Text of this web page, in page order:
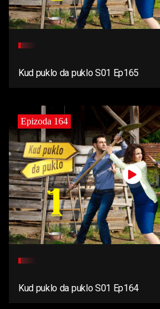
Kud puklo da puklo S01 Ep165
Epizoda 164
Kud puklo da puklo S01 Ep164